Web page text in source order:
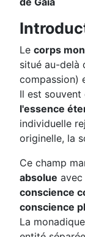
Le corps
situé au-delà
compassion)
Il est
l'essence
individuelle
originelle, la
Ce champ
absolue avec
conscience
conscience
La